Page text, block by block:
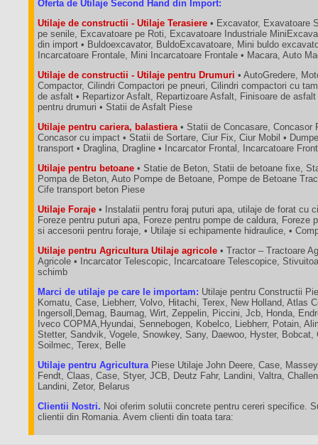
Oferta de Utilaje Second Hand din Import:
Utilaje de constructii - Utilaje Terasiere • Excavator, Exavatoare
pe senile, Excavatoare pe Roti, Excavatoare Industriale
din import • Buldoexcavator, BuldoExcavatoare, Mini buldo
Incarcatoare Frontale, Mini Incarcatoare Frontale • Macara, Auto
Utilaje de constructii - Utilaje pentru Drumuri • AutoGredere,
Compactor, Cilindri Compactori pe pneuri, Cilindri compactori cu
de asfalt • Repartizor Asfalt, Repartizoare Asfalt, Finisoare de
pentru drumuri • Statii de Asfalt Piese
Utilaje pentru cariera, balastiera • Statii de Concasare, Concasor
Concasor cu impact • Statii de Sortare, Ciur Fix, Ciur Mobil •
transport • Draglina, Dragline • Incarcator Frontal, Incarcatoare
Utilaje pentru betoane • Statie de Beton, Statii de betoane fixe,
Pompa de Beton, Auto Pompe de Betoane, Pompe de Betoane
Cife transport beton Piese
Utilaje Foraje • Instalatii pentru foraj puturi apa, utilaje de forat cu
Foreze pentru puturi apa, Foreze pentru pompe de caldura, Foreze
si accesorii pentru foraje, • Utilaje si echipamente hidraulice, •
Utilaje pentru Agricultura Utilaje agricole • Tractor – Tractoare
Agricole • Incarcator Telescopic, Incarcatoare Telescopice,
schimb
Marci de utilaje pe care le importam: Utilaje pentru Constructii
Komatu, Case, Liebherr, Volvo, Hitachi, Terex, New Holland, Atlas
Ingersoll,Demag, Baumag, Wirt, Zeppelin, Piccini, Jcb, Honda,
Iveco COPMA,Hyundai, Sennebogen, Kobelco, Liebherr, Potain,
Stetter, Sandvik, Vogele, Snowkey, Sany, Daewoo, Hyster, Bobcat,
Soilmec, Terex, Belle
Utilaje pentru Agricultura Piese Utilaje John Deere, Case,
Fendt, Claas, Case, Styer, JCB, Deutz Fahr, Landini, Valtra,
Landini, Zetor, Belarus
Clientii Nostri. Noi oferim solutii concrete pentru cereri specifice.
clientii din Romania. Avem clienti din toata tara: